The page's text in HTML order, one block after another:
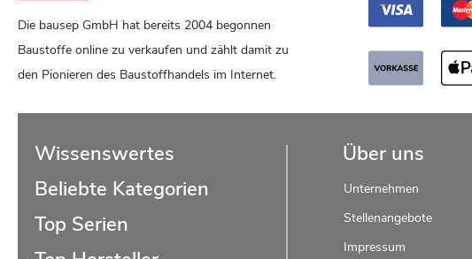
Die bausep GmbH hat bereits 2004 begonnen
Baustoffe online zu verkaufen und zählt damit zu
den Pionieren des Baustoffhandels im Internet.
Wissenswertes
Beliebte Kategorien
Top Serien
Über uns
Unternehmen
Stellenangebote
Impressum